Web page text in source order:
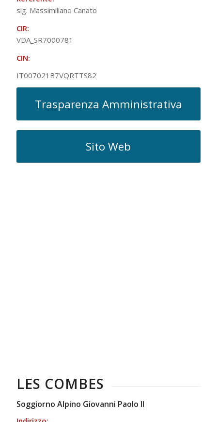
sig. Massimiliano Canato
CIR:
VDA_SR7000781
CIN:
IT007021B7VQRTTS82
Trasparenza Amministrativa
Sito Web
LES COMBES
Soggiorno Alpino Giovanni Paolo II